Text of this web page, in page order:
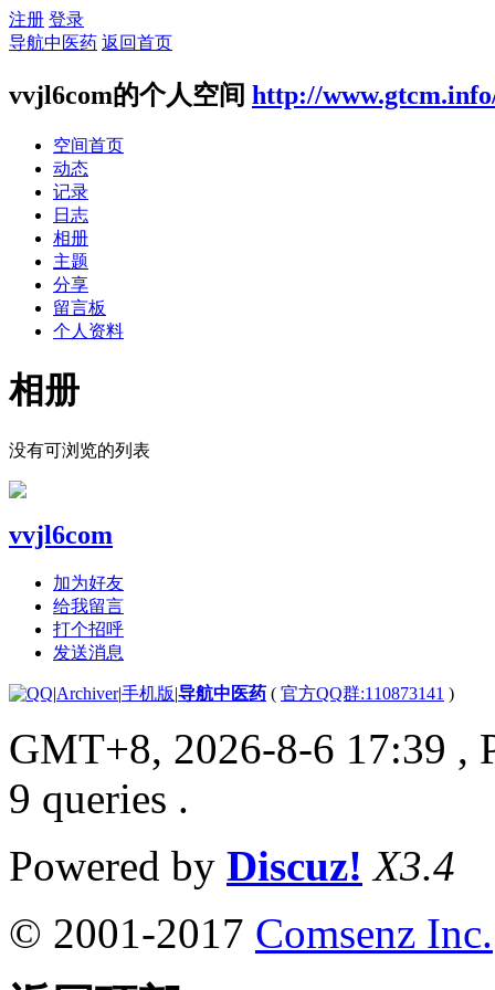
注册 登录
导航中医药 返回首页
vvjl6com的个人空间 http://
空间首页
动态
记录
日志
相册
主题
分享
留言板
个人资料
相册
没有可浏览的列表
vvjl6com
加为好友
给我留言
打个招呼
发送消息
|Archiver|手机版|导航中医药 ( 官方QQ群:110873141 )
GMT+8, 2026-8-6 17:39 ,
9 queries .
Powered by Discuz! X3.4
© 2001-2017 Comsenz Inc.